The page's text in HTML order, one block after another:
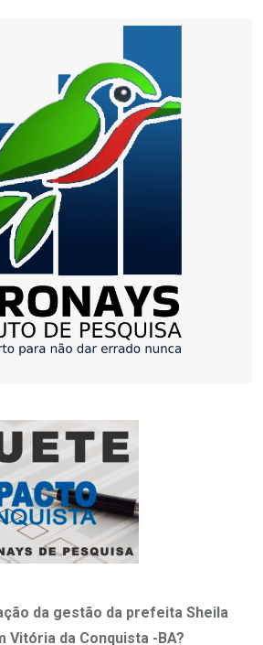
da gestão da prefeita Sheila
Vitória da Conquista -BA?